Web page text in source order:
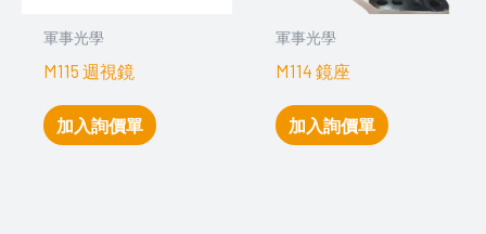
軍事光學
M115 週視鏡
加入詢價單
軍事光學
M114 鏡座
加入詢價單